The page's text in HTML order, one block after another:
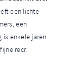
een lichte
een
is enkele jaren
recr.